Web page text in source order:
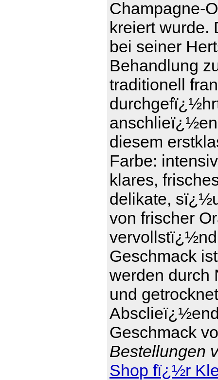
Champagne-
kreiert wurde.
bei seiner
Behandlung
traditionell
diesem
Farbe:
klares,
delikate,
von frischer
Geschmack
werden durch
und
Geschmack
Bestellungen
Shop fï¿½r